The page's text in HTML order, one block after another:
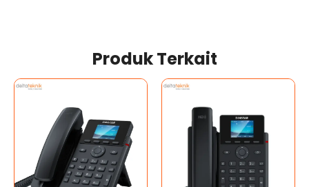
Produk Terkait